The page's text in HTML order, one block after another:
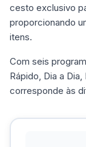
cesto exclusivo
proporcionando
itens.
Com seis
Rápido, Dia a
corresponde às